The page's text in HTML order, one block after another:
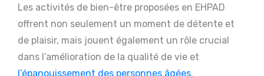
Les activités de bien-être proposées en EHPAD
offrent non seulement un moment de détente et
de plaisir, mais jouent également un rôle crucial
dans l’amélioration de la qualité de vie et
l’épanouissement des personnes âgées.